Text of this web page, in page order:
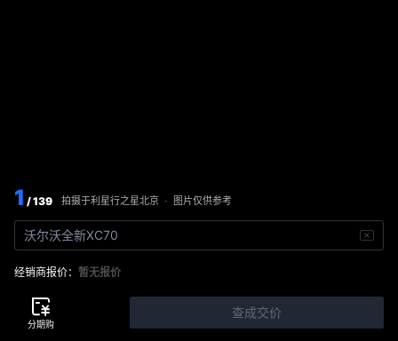
1 / 139 拍摄于利星行之星北京 · 图片仅供参考
沃尔沃全新XC70
经销商报价： 暂无报价
查成交价